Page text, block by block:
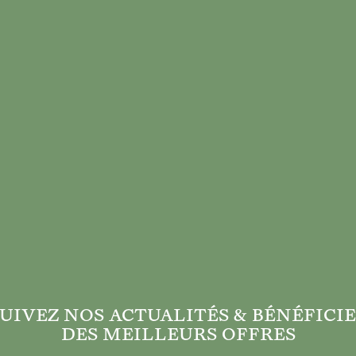
NOS ACTUALITÉS &
DES MEILLEURS OFFRES